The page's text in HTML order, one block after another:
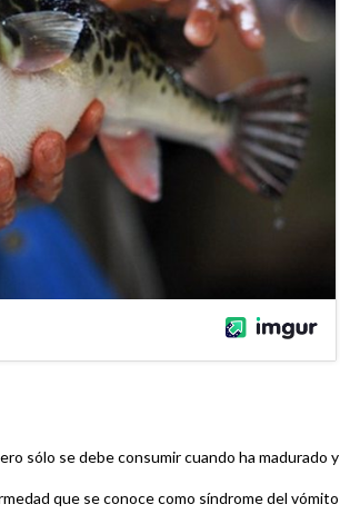
sólo se debe consumir cuando ha madurado
que se conoce como síndrome del